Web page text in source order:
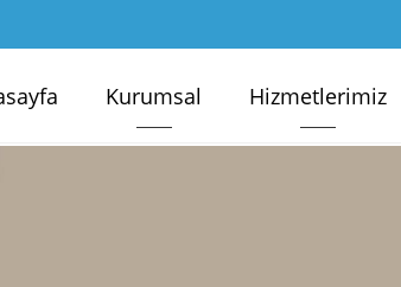
Kurumsal Hizmetlerimiz